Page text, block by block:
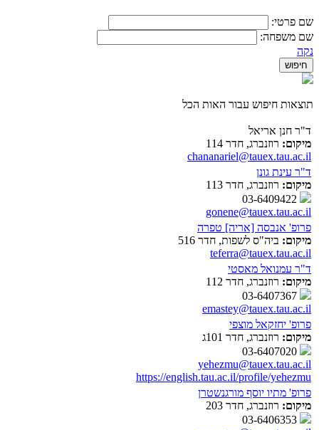
שם פרטי:
שם משפחה:
נקה
תוצאות חיפוש עבור האות הכל
ד"ר חנן אריאל
מיקום: רוזנברג, חדר 114
chananariel@tauex.tau.ac.il
ד"ר עינת גונן
מיקום: רוזנברג, חדר 113
gonene@tauex.tau.ac.il
פרופ' אנבסה [אריה] טפרה
מיקום: ביה"ס לשפות, חדר 516
teferra@tauex.tau.ac.il
ד"ר עמנואל מאסטי
מיקום: רוזנברג, חדר 112
emastey@tauex.tau.ac.il
פרופ' יחזקאל מוצפי
מיקום: רוזנברג, חדר 101ג
yehezmu@tauex.tau.ac.il
https://english.tau.ac.il/profile/yehezmu
פרופ' מתיו יוסף מורגנשטרן
מיקום: רוזנברג, חדר 203